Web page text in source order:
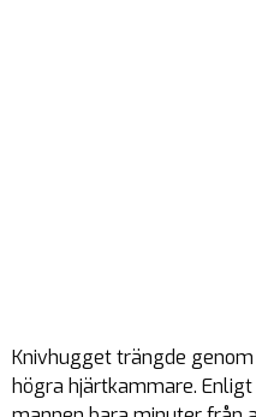
Knivhugget trängde
högra hjärtkammare.